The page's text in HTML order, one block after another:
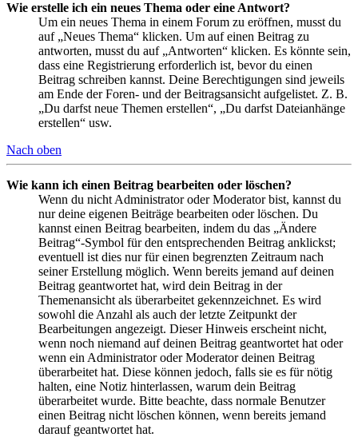
Wie erstelle ich ein neues Thema oder eine Antwort?
Um ein neues Thema in einem Forum zu eröffnen, musst du
auf „Neues Thema“ klicken. Um auf einen Beitrag zu
antworten, musst du auf „Antworten“ klicken. Es könnte sein,
dass eine Registrierung erforderlich ist, bevor du einen
Beitrag schreiben kannst. Deine Berechtigungen sind jeweils
am Ende der Foren- und der Beitragsansicht aufgelistet. Z. B.
„Du darfst neue Themen erstellen“, „Du darfst Dateianhänge
erstellen“ usw.
Nach oben
Wie kann ich einen Beitrag bearbeiten oder löschen?
Wenn du nicht Administrator oder Moderator bist, kannst du
nur deine eigenen Beiträge bearbeiten oder löschen. Du
kannst einen Beitrag bearbeiten, indem du das „Ändere
Beitrag“-Symbol für den entsprechenden Beitrag anklickst;
eventuell ist dies nur für einen begrenzten Zeitraum nach
seiner Erstellung möglich. Wenn bereits jemand auf deinen
Beitrag geantwortet hat, wird dein Beitrag in der
Themenansicht als überarbeitet gekennzeichnet. Es wird
sowohl die Anzahl als auch der letzte Zeitpunkt der
Bearbeitungen angezeigt. Dieser Hinweis erscheint nicht,
wenn noch niemand auf deinen Beitrag geantwortet hat oder
wenn ein Administrator oder Moderator deinen Beitrag
überarbeitet hat. Diese können jedoch, falls sie es für nötig
halten, eine Notiz hinterlassen, warum dein Beitrag
überarbeitet wurde. Bitte beachte, dass normale Benutzer
einen Beitrag nicht löschen können, wenn bereits jemand
darauf geantwortet hat.